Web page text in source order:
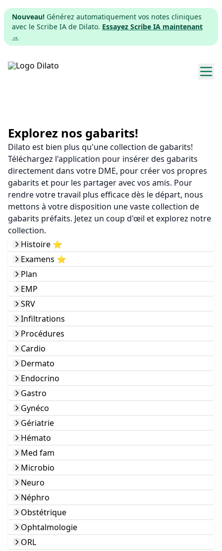
Nouveau! Générez automatiquement vos notes cliniques
avec le Scribe IA de Dilato. Essayez Scribe IA maintenant
→
Tarifs
Télécharger
App web
S'inscrire
Explorez nos gabarits!
Dilato est bien plus qu'une collection de gabarits!
Téléchargez l'application pour insérer des gabarits
directement dans votre DME, pour créer vos propres
gabarits et pour les partager avec vos amis. Pour
rendre votre travail plus efficace dès le départ, nous
mettons à votre disposition une vaste collection de
gabarits préfaits. Jetez un coup d'œil et explorez notre
collection.
Histoire ⭐️
Examens ⭐️
Plan
EMP
SRV
Infiltrations
Procédures
Cardio
Dermato
Endocrino
Gastro
Gynéco
Gériatrie
Hémato
Med fam
Microbio
Neuro
Néphro
Obstétrique
Ophtalmologie
ORL